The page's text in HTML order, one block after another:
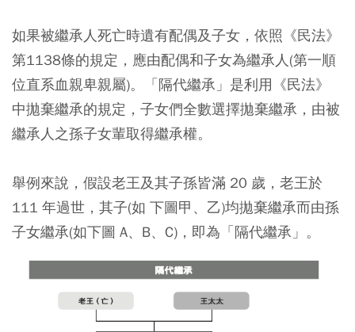
如果被繼承人死亡時遺有配偶及子女，依照《民法》
第1138條的規定，應由配偶和子女為繼承人(第一順
位直系血親卑親屬)。「隔代繼承」是利用《民法》
中拋棄繼承的規定，子女們全數選擇拋棄繼承，由被
繼承人之孫子女輩取得繼承權。
舉例來說，假設老王及其子孫皆滿 20 歲，老王於
111 年過世，其子(如 下圖甲、乙)均拋棄繼承而由孫
子女繼承(如下圖 A、B、C)，即為「隔代繼承」。